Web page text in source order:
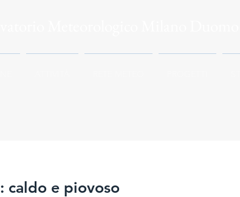
caldo e piovoso